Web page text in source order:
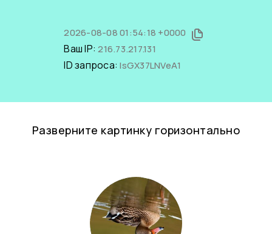
2026-08-08 01:54:18 +0000
Ваш IP:216.73.217.131
ID запроса:IsGX37LNVeA1
Разверните картинку горизонтально